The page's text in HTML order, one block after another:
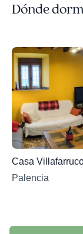
Dónde
Casa
Palencia